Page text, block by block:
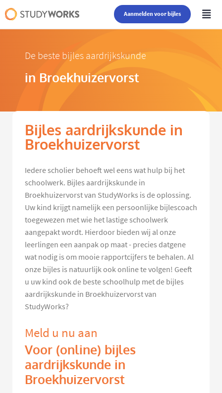
Aanmelden voor bijles
De beste bijles aardrijkskunde
in Broekhuizervorst
Bijles aardrijkskunde in
Broekhuizervorst
Iedere scholier behoeft wel eens wat hulp bij het
schoolwerk. Bijles aardrijkskunde in
Broekhuizervorst van StudyWorks is de oplossing.
Uw kind krijgt namelijk een persoonlijke bijlescoach
toegewezen met wie het lastige schoolwerk
aangepakt wordt. Hierdoor bieden wij al onze
leerlingen een aanpak op maat - precies datgene
wat nodig is om mooie rapportcijfers te behalen. Al
onze bijles is natuurlijk ook online te volgen! Geeft
u uw kind ook de beste schoolhulp met de bijles
aardrijkskunde in Broekhuizervorst van
StudyWorks?
Meld u nu aan
Voor (online) bijles
aardrijkskunde in
Broekhuizervorst